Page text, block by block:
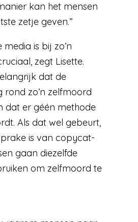
kan het mensen
zetje geven.”
is bij zo’n
zegt Lisette.
dat de
rond zo’n zelfmoord
dat er géén methode
Als dat wel gebeurt,
is van copycat-
gaan diezelfde
om zelfmoord te